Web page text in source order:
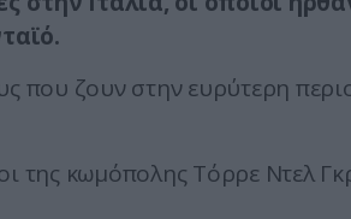
που ζουν στην ευρύτερη
της κωμόπολης Τόρρε Ντελ